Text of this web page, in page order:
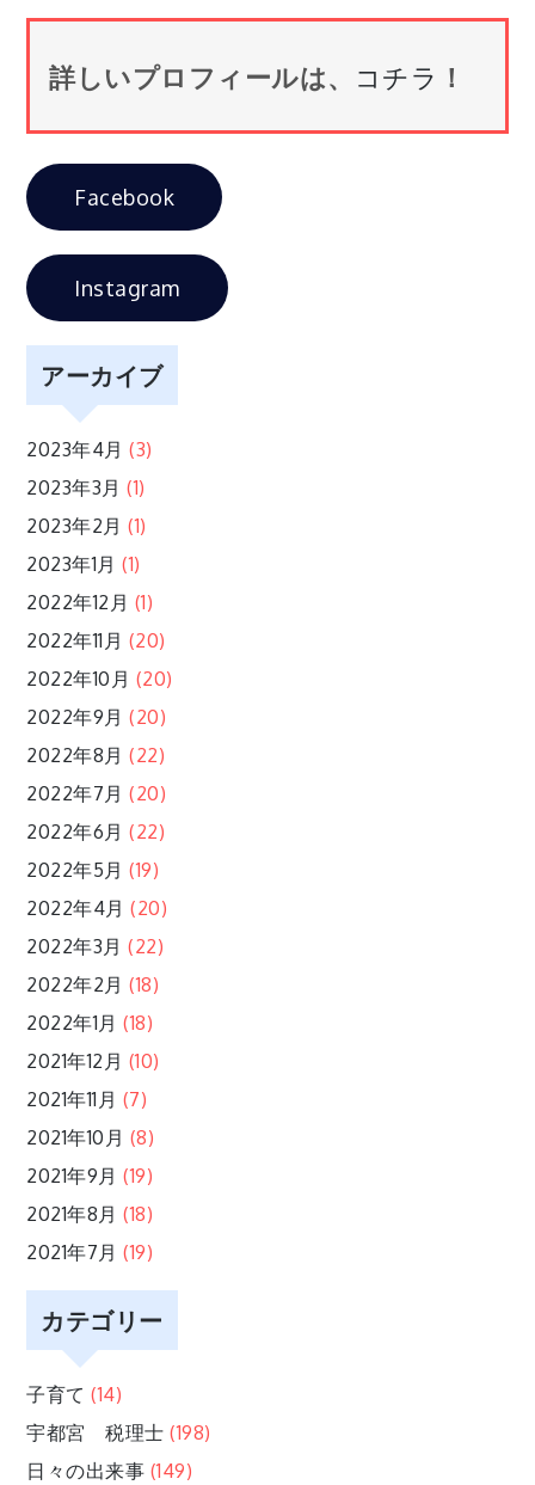
ナ
ビ
ゲ
ー
シ
ョ
ン
詳しいプロフィールは、 コチラ ！
Facebook
Instagram
アーカイブ
2023年4月 (3)
2023年3月 (1)
2023年2月 (1)
2023年1月 (1)
2022年12月 (1)
2022年11月 (20)
2022年10月 (20)
2022年9月 (20)
2022年8月 (22)
2022年7月 (20)
2022年6月 (22)
2022年5月 (19)
2022年4月 (20)
2022年3月 (22)
2022年2月 (18)
2022年1月 (18)
2021年12月 (10)
2021年11月 (7)
2021年10月 (8)
2021年9月 (19)
2021年8月 (18)
2021年7月 (19)
カテゴリー
子育て (14)
宇都宮 税理士 (198)
日々の出来事 (149)